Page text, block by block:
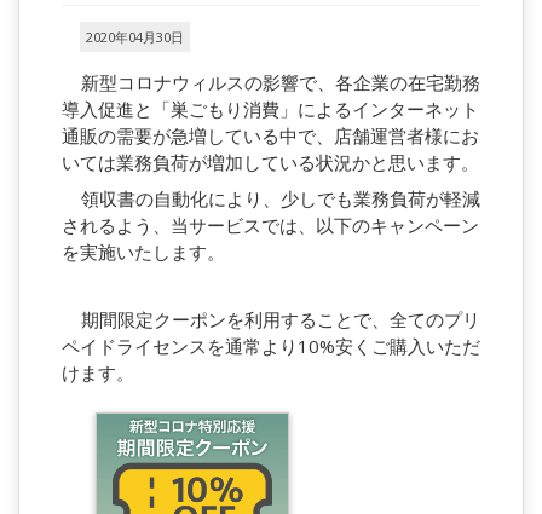
2020年04月30日
新型コロナウィルスの影響で、各企業の在宅勤務
導入促進と「巣ごもり消費」によるインターネット
通販の需要が急増している中で、店舗運営者様にお
いては業務負荷が増加している状況かと思います。
領収書の自動化により、少しでも業務負荷が軽減
されるよう、当サービスでは、以下のキャンペーン
を実施いたします。
期間限定クーポンを利用することで、全てのプリ
ペイドライセンスを通常より10%安くご購入いただ
けます。